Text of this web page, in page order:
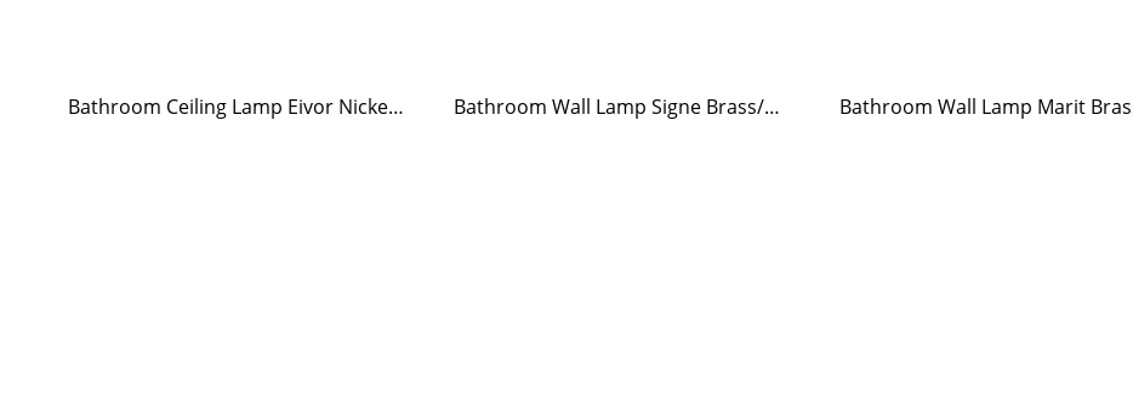
Bathroom Ceiling Lamp Eivor Nickel/Clear Bathroom Wall Lamp Signe Brass/Opal White